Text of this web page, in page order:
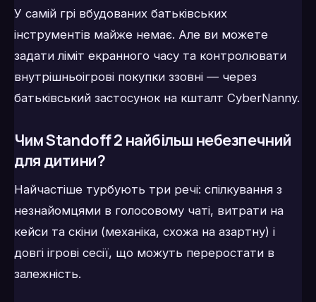
У самій грі вбудованих батьківських
інструментів майже немає. Але ви можете
задати ліміт екранного часу та контролювати
внутрішньоігрові покупки ззовні — через
батьківський застосунок на кшталт CyberNanny.
Чим Standoff 2 найбільш небезпечний
для дитини?
Найчастіше турбують три речі: спілкування з
незнайомцями в голосовому чаті, витрати на
кейси та скіни (механіка, схожа на азартну) і
довгі ігрові сесії, що можуть переростати в
залежність.